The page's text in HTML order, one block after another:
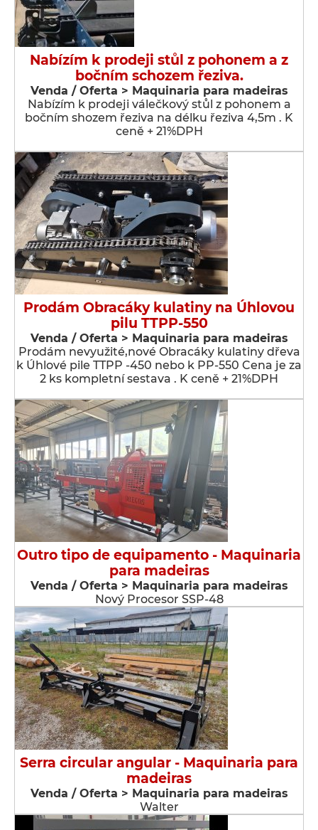
Nabízím k prodeji stůl z pohonem a z
bočním schozem řeziva.
Venda / Oferta > Maquinaria para madeiras
Nabízím k prodeji válečkový stůl z pohonem a
bočním shozem řeziva na délku řeziva 4,5m . K
ceně + 21%DPH
Prodám Obracáky kulatiny na Úhlovou
pilu TTPP-550
Venda / Oferta > Maquinaria para madeiras
Prodám nevyužité,nové Obracáky kulatiny dřeva
k Úhlové pile TTPP -450 nebo k PP-550 Cena je za
2 ks kompletní sestava . K ceně + 21%DPH
Outro tipo de equipamento - Maquinaria
para madeiras
Venda / Oferta > Maquinaria para madeiras
Nový Procesor SSP-48
Serra circular angular - Maquinaria para
madeiras
Venda / Oferta > Maquinaria para madeiras
Walter